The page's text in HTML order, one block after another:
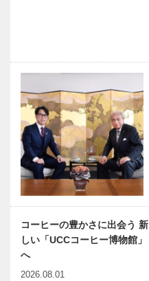
（アリマ ブ
｜2022年 11
月 OPEN…
Hacco
restaurant
enn（はっこ
うレストラ
ン えん）｜
特集-新し…
川上商店 本
店 ｜秋限定
販売｜特集-
コーヒーの豊かさに出会う 新
しい「UCCコーヒー博物館」
へ
2026.08.01